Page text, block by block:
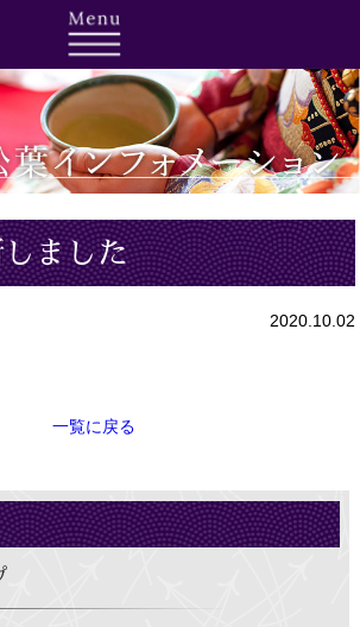
ました
2020.10.02
一覧に戻る